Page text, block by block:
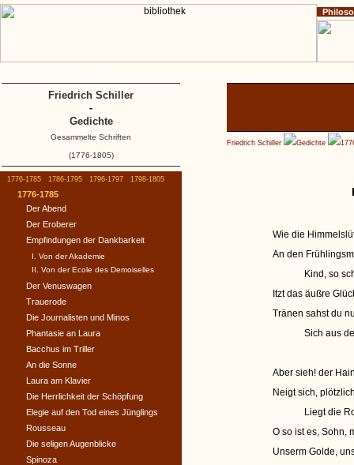
Friedrich Schiller Gedichte
Wie die
An den
Kind, so
Itzt das äußre
Tränen sahst du
Sich aus
Aber sieh! der
Neigt sich,
Liegt die
O so ist es, Sohn,
Unserm Golde,
1776-1785 1786-1795 1796-1797 1798-1805
1776-1785
Der Abend
Der Eroberer
Empfindungen der Dankbarkeit
I. Von der Akademie
II. Von der Ecole des Demoiselles
Der Venuswagen
Trauerode
Die Journalisten und Minos
Phantasie an Laura
Bacchus im Triller
An die Sonne
Laura am Klavier
Die Herrlichkeit der Schöpfung
Elegie auf den Tod eines Jünglings
Rousseau
Die seligen Augenblicke
Spinoza
Friedrich Schiller
-
Gedichte
Gesammelte Schriften
(1776-1805)